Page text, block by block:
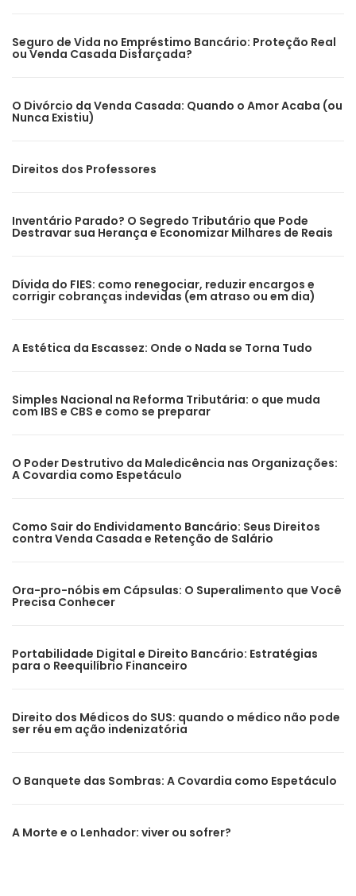
Seguro de Vida no Empréstimo Bancário: Proteção Real
ou Venda Casada Disfarçada?
O Divórcio da Venda Casada: Quando o Amor Acaba (ou
Nunca Existiu)
Direitos dos Professores
Inventário Parado? O Segredo Tributário que Pode
Destravar sua Herança e Economizar Milhares de Reais
Dívida do FIES: como renegociar, reduzir encargos e
corrigir cobranças indevidas (em atraso ou em dia)
A Estética da Escassez: Onde o Nada se Torna Tudo
Simples Nacional na Reforma Tributária: o que muda
com IBS e CBS e como se preparar
O Poder Destrutivo da Maledicência nas Organizações:
A Covardia como Espetáculo
Como Sair do Endividamento Bancário: Seus Direitos
contra Venda Casada e Retenção de Salário
Ora-pro-nóbis em Cápsulas: O Superalimento que Você
Precisa Conhecer
Portabilidade Digital e Direito Bancário: Estratégias
para o Reequilíbrio Financeiro
Direito dos Médicos do SUS: quando o médico não pode
ser réu em ação indenizatória
O Banquete das Sombras: A Covardia como Espetáculo
A Morte e o Lenhador: viver ou sofrer?